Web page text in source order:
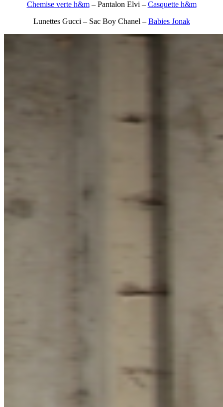
Chemise verte h&m– Pantalon Elvi – Casquette h&m
Lunettes Gucci – Sac Boy Chanel – Babies Jonak